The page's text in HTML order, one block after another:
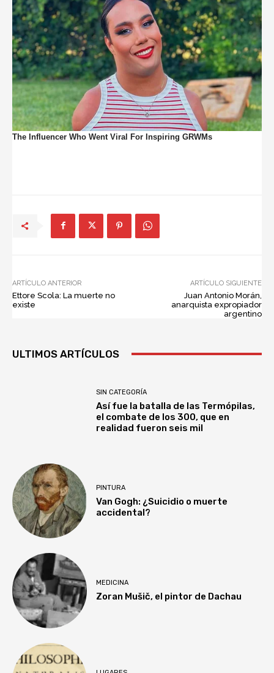
ARTÍCULO ANTERIOR
Ettore Scola: La muerte no
existe
ARTÍCULO SIGUIENTE
Juan Antonio Morán,
anarquista expropiador
argentino
ULTIMOS ARTÍCULOS
SIN CATEGORÍA
Así fue la batalla de las Termópilas,
el combate de los 300, que en
realidad fueron seis mil
PINTURA
Van Gogh: ¿Suicidio o muerte
accidental?
MEDICINA
Zoran Mušič, el pintor de Dachau